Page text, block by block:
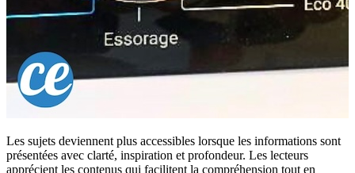
Les sujets deviennent plus accessibles lorsque les informations sont
présentées avec clarté, inspiration et profondeur. Les lecteurs
apprécient les contenus qui facilitent la compréhension tout en